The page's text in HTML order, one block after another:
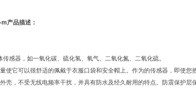
m产品描述：
传感器，如一氧化碳、硫化氢、氧气、二氧化氮、二氧化硫。
使它可以很舒适的佩戴于衣服口袋和安全帽上。作为的传感器，即使您
壳，不受无线电频率干扰，并具有防水及经久耐用的特点。防震保护